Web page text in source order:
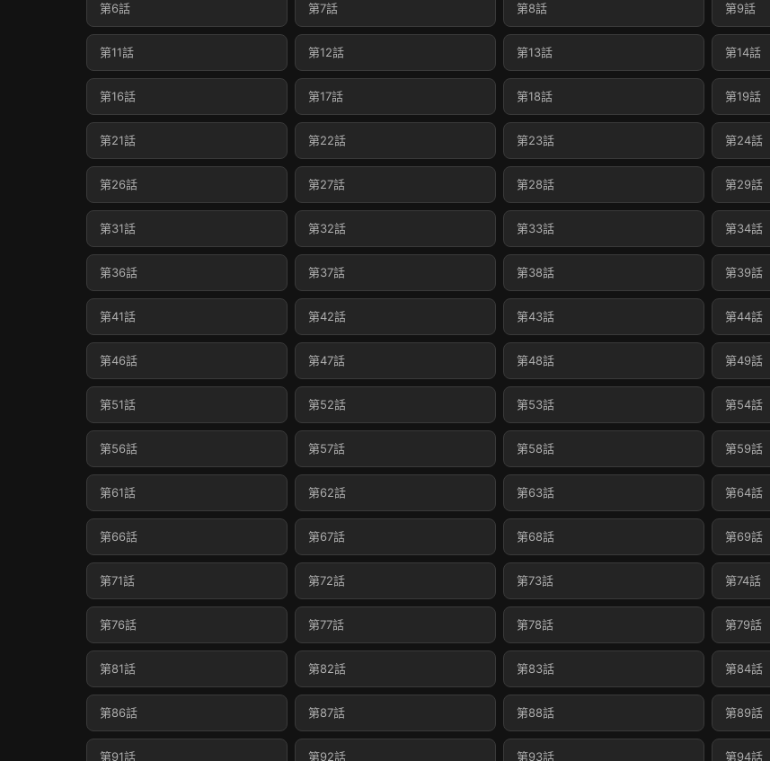
第6話 第7話 第8話 第9話
第11話 第12話 第13話 第14話
第16話 第17話 第18話 第19話
第21話 第22話 第23話 第24話
第26話 第27話 第28話 第29話
第31話 第32話 第33話 第34話
第36話 第37話 第38話 第39話
第41話 第42話 第43話 第44話
第46話 第47話 第48話 第49話
第51話 第52話 第53話 第54話
第56話 第57話 第58話 第59話
第61話 第62話 第63話 第64話
第66話 第67話 第68話 第69話
第71話 第72話 第73話 第74話
第76話 第77話 第78話 第79話
第81話 第82話 第83話 第84話
第86話 第87話 第88話 第89話
第91話 第92話 第93話 第94話